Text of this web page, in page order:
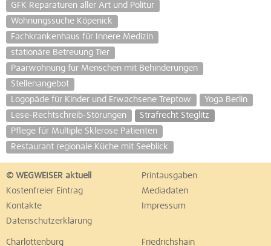
GFK Reparaturen aller Art und Politur
Wohnungssuche Köpenick
Fachkrankenhaus für Innere Medizin
stationäre Betreuung Tier
Paarwohnung für Menschen mit Behinderungen
Stellenangebot
Logopäde für Kinder und Erwachsene Treptow
Yoga Berlin
Lese-Rechtschreib-Störungen
Strafrecht Steglitz
Pflege für Multiple Sklerose Patienten
Restaurant regionale Küche mit Seeblick
© WEGWEISER aktuell
Printausgaben
Kostenfreier Eintrag
Mediadaten
Kontakte
Impressum
Datenschutzerklärung
Charlottenburg Friedrichshain